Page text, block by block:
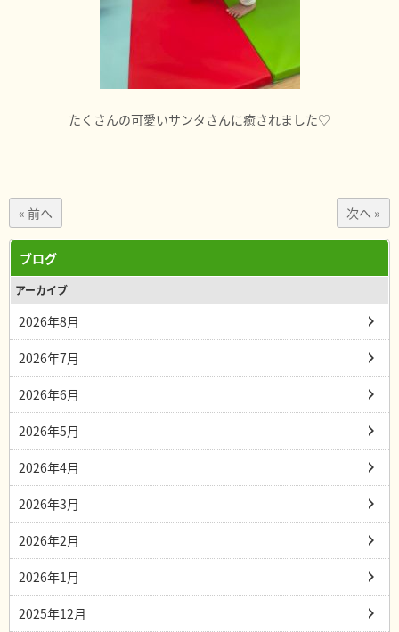
たくさんの可愛いサンタさんに癒されました♡
« 前へ 次へ »
ブログ
アーカイブ
2026年8月
2026年7月
2026年6月
2026年5月
2026年4月
2026年3月
2026年2月
2026年1月
2025年12月